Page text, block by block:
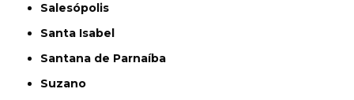
Salesópolis
Santa Isabel
Santana de Parnaíba
Suzano